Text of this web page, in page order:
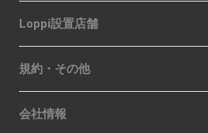
Loppi設置店舗
規約・その他
会社情報